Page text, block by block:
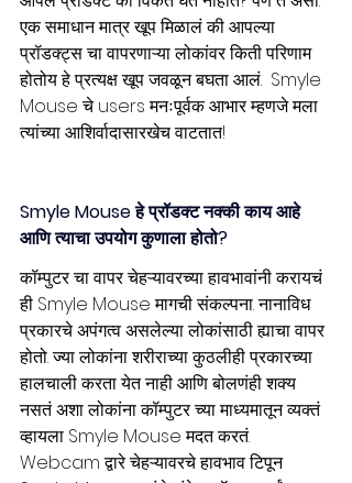
एक समाधान मात्र खूप मिळालं की आपल्या
प्रॉडक्ट्स चा वापरणाऱ्या लोकांवर किती परिणाम
होतोय हे प्रत्यक्ष खूप जवळून बघता आलं.  Smyle
Mouse चे users मनःपूर्वक आभार म्हणजे मला
त्यांच्या आशिर्वादासारखेच वाटतात!
Smyle Mouse हे प्रॉडक्ट नक्की काय आहे
आणि त्याचा उपयोग कुणाला होतो?
कॉम्पुटर चा वापर चेहऱ्यावरच्या हावभावांनी करायचं
ही Smyle Mouse मागची संकल्पना. नानाविध
प्रकारचे अपंगत्व असलेल्या लोकांसाठी ह्याचा वापर
होतो. ज्या लोकांना शरीराच्या कुठलीही प्रकारच्या
हालचाली करता येत नाही आणि बोलणंही शक्य
नसतं अशा लोकांना कॉम्पुटर च्या माध्यमातून व्यक्तं
व्हायला Smyle Mouse मदत करतं.
Webcam द्वारे चेहऱ्यावरचे हावभाव टिपून